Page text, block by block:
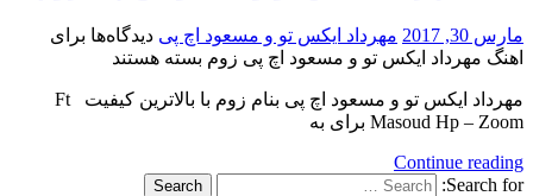
مارس 30, 2017 مهرداد ایکس تو و مسعود اچ پی دیدگاه‌ها برای
اهنگ مهرداد ایکس تو و مسعود اچ پی زوم بسته هستند
مهرداد ایکس تو و مسعود اچ پی بنام زوم با بالاترین کیفیت Ft
Masoud Hp – Zoom برای به
Continue reading
Search for:
Search